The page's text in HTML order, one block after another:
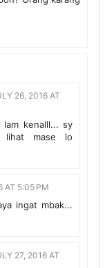
26, 2016 AT
lam kenalll... sy
mase lo
AT 5:05 PM
ingat mbak...
27, 2016 AT